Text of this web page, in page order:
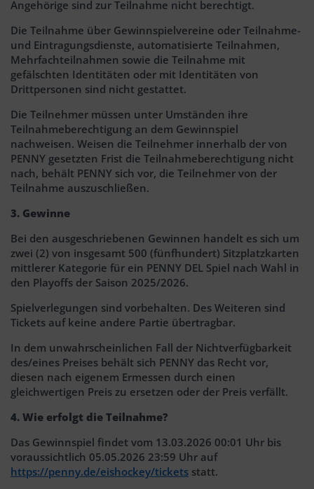
Angehörige sind zur Teilnahme nicht berechtigt.
Die Teilnahme über Gewinnspielvereine oder Teilnahme-
und Eintragungsdienste, automatisierte Teilnahmen,
Mehrfachteilnahmen sowie die Teilnahme mit
gefälschten Identitäten oder mit Identitäten von
Drittpersonen sind nicht gestattet.
Die Teilnehmer müssen unter Umständen ihre
Teilnahmeberechtigung an dem Gewinnspiel
nachweisen. Weisen die Teilnehmer innerhalb der von
PENNY gesetzten Frist die Teilnahmeberechtigung nicht
nach, behält PENNY sich vor, die Teilnehmer von der
Teilnahme auszuschließen.
3. Gewinne
Bei den ausgeschriebenen Gewinnen handelt es sich um
zwei (2) von insgesamt 500 (fünfhundert) Sitzplatzkarten
mittlerer Kategorie für ein PENNY DEL Spiel nach Wahl in
den Playoffs der Saison 2025/2026.
Spielverlegungen sind vorbehalten. Des Weiteren sind
Tickets auf keine andere Partie übertragbar.
In dem unwahrscheinlichen Fall der Nichtverfügbarkeit
des/eines Preises behält sich PENNY das Recht vor,
diesen nach eigenem Ermessen durch einen
gleichwertigen Preis zu ersetzen oder der Preis verfällt.
4. Wie erfolgt die Teilnahme?
Das Gewinnspiel findet vom 13.03.2026 00:01 Uhr bis
voraussichtlich 05.05.2026 23:59 Uhr auf
https://penny.de/eishockey/tickets statt.